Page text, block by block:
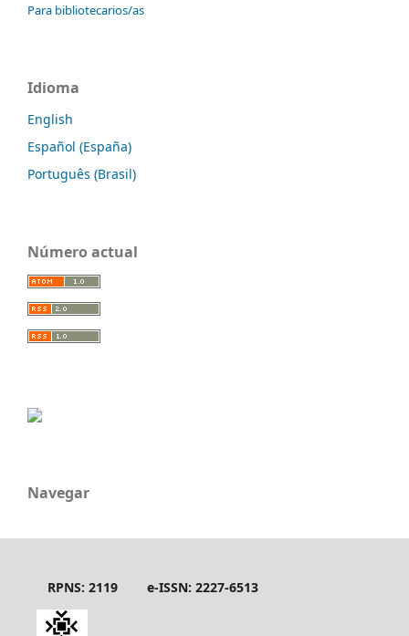
Para bibliotecarios/as
Idioma
English
Español (España)
Português (Brasil)
Número actual
Navegar
RPNS: 2119 e-ISSN: 2227-6513